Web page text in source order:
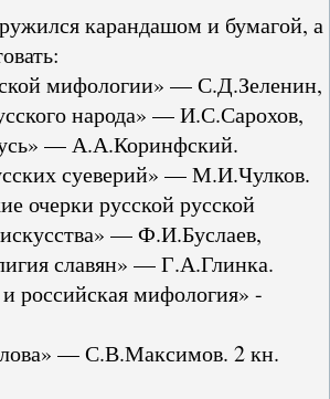
карандашом и бумагой, а
мифологии» — С.Д.Зеленин,
народа» — И.С.Сарохов,
— А.А.Коринфский.
суеверий» — М.И.Чулков.
очерки русской русской
— Ф.И.Буслаев,
славян» — Г.А.Глинка.
мифология» -
— С.В.Максимов. 2 кн.